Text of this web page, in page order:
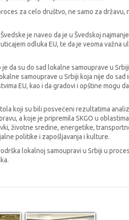
za celo društvo, ne samo za državu,
je naveo da je u Švedskoj
odluka EU, te da je veoma važna
je da su do sad lokalne samouprave u
samouprave u Srbiji koja nije do sad
EU, kao i da gradovi i opštine mogu
koji su bili posvećeni rezultatima
a koje je pripremila SKGO u
životne sredine, energetike,
politike i zapošljavanja i kulture.
lokalnoj samoupravi u Srbiji u